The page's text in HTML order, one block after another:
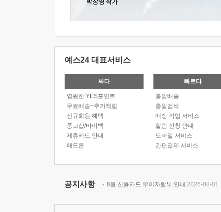
예스24 대표서비스
싸다
영원한 YES포인트
무료배송+추가적립
신규회원 혜택
중고샵/바이백
제휴카드 안내
애드온
빠르다
총알배송
총알검색
매장 픽업 서비스
알림 신청 안내
모바일 서비스
간편결제 서비스
공지사항 8월 신용카드 무이자할부 안내 2026-08-01